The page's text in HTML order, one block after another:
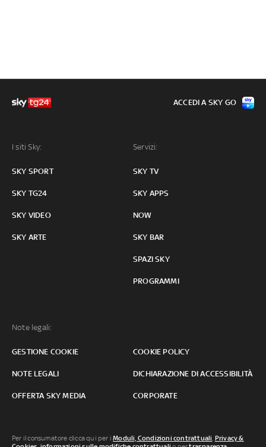
I siti Sky:
SKY SPORT
SKY TG24
SKY VIDEO
SKY ARTE
Servizi:
SKY TV
SKY APPS
NOW
SKY BAR
SPAZI SKY
PROGRAMMI
Note legali:
GESTIONE COOKIE COOKIE POLICY
NOTE LEGALI DICHIARAZIONE DI ACCESSIBILITÀ
OFFERTA SKY MEDIA CORPORATE
ACCEDI A SKY GO
Per il consumatore clicca qui per iModuli, Condizioni contrattuali Privacy &